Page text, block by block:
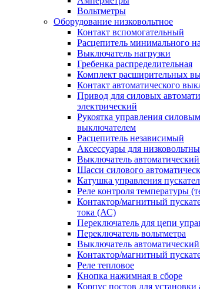
Вольтметры
Оборудование низковольтное
Контакт вспомогательный
Расцепитель минимального
Выключатель нагрузки
Гребенка распределительная
Комплект расширительных
Контакт автоматического
Привод для силовых
электрический
Рукоятка управления
выключателем
Расцепитель независимый
Аксессуары для
Выключатель
Шасси силового
Катушка управления
Реле контроля температуры
Контактор/магнитный
тока (АС)
Переключатель для цепи
Переключатель вольтметра
Выключатель
Контактор/магнитный
Реле тепловое
Кнопка нажимная в сборе
Корпус постов для